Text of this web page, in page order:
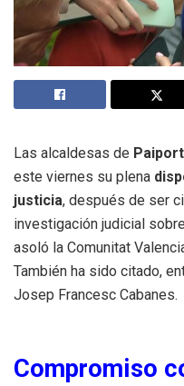
Las alcaldesas de
este viernes su plena
justicia, después de ser
investigación judicial
asoló la Comunitat
También ha sido citado,
Josep Francesc Cabanes.
Compromiso